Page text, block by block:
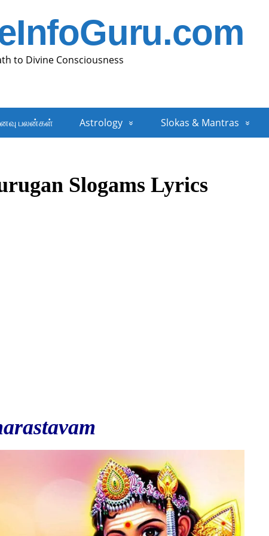
to Divine Consciousness
பலன்கள் Astrology Slokas & Mantras
Slogams Lyrics